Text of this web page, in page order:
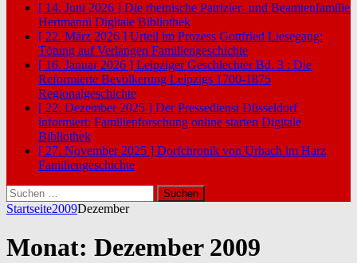
[ 14. Juni 2026 ] Die rheinische Patrizier- und Beamtenfamilie
Hertmanni Digitale Bibliothek
[ 22. März 2026 ] Urteil im Prozess Gottfried Liesegang:
Tötung auf Verlangen Familiengeschichte
[ 16. Januar 2026 ] Leipziger Geschlechter Bd. 3 : Die
Reformierte Bevölkerung Leipzigs 1700-1875
Regionalgeschichte
[ 22. Dezember 2025 ] Der Pressedienst Düsseldorf
informiert: Familienforschung online starten Digitale
Bibliothek
[ 27. November 2025 ] Dorfchronik von Urbach im Harz
Familiengeschichte
Suchen
nach:
Startseite2009Dezember
Monat: Dezember 2009